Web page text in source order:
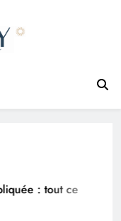
: tout ce
: tout